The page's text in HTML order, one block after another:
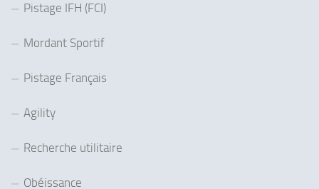
Pistage IFH (FCI)
Mordant Sportif
Pistage Français
Agility
Recherche utilitaire
Obéissance